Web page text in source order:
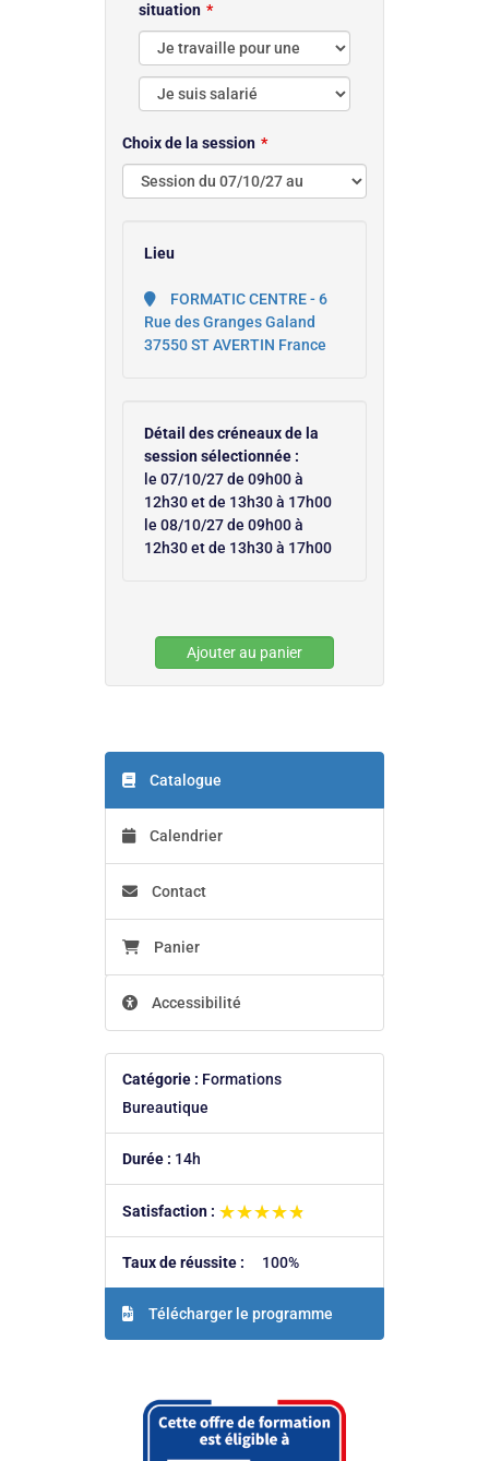
situation
Choix de la session
Lieu
Rue des Granges Galand
37550 ST AVERTIN France
Détail des créneaux de la
session sélectionnée :
le 07/10/27 de 09h00 à
12h30 et de 13h30 à 17h00
le 08/10/27 de 09h00 à
12h30 et de 13h30 à 17h00
Ajouter au panier
Catalogue
Calendrier
Contact
Panier
Accessibilité
Catégorie : Formations
Bureautique
Durée : 14h
Satisfaction : ★★★★★
★★★★★
Taux de réussite : 100%
Télécharger le programme